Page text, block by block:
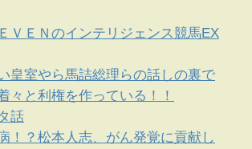
ＶＥＮのインテリジェンス競馬EX
皇室やら馬詰総理らの話しの裏で
々と利権を作っている！！
話
！？松本人志、がん発覚に貢献し